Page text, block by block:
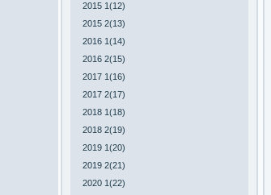
2015 1(12)
2015 2(13)
2016 1(14)
2016 2(15)
2017 1(16)
2017 2(17)
2018 1(18)
2018 2(19)
2019 1(20)
2019 2(21)
2020 1(22)